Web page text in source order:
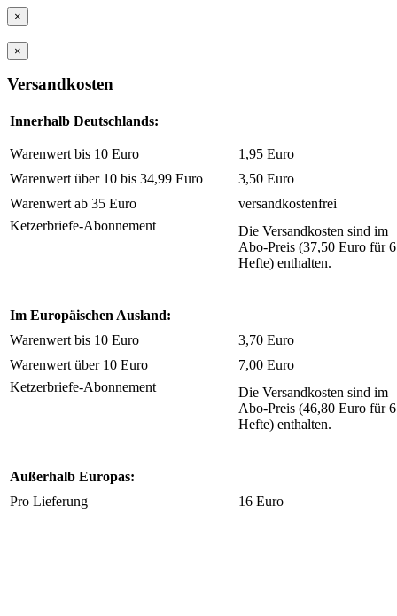
×
×
Versandkosten
Innerhalb Deutschlands:
Warenwert bis 10 Euro
1,95 Euro
Warenwert über 10 bis 34,99 Euro
3,50 Euro
Warenwert ab 35 Euro
versandkostenfrei
Ketzerbriefe-Abonnement
Die Versandkosten sind im
Abo-Preis (37,50 Euro für 6
Hefte) enthalten.
Im Europäischen Ausland:
Warenwert bis 10 Euro
3,70 Euro
Warenwert über 10 Euro
7,00 Euro
Ketzerbriefe-Abonnement
Die Versandkosten sind im
Abo-Preis (46,80 Euro für 6
Hefte) enthalten.
Außerhalb Europas:
Pro Lieferung
16 Euro